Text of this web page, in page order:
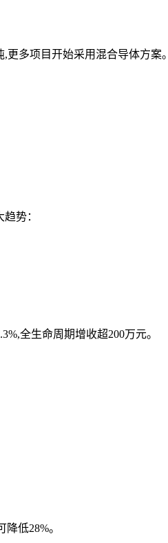
更多项目开始采用混合导体方案。
势：
全生命周期增收超200万元。
低28%。